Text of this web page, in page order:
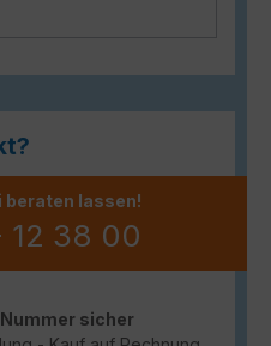
lassen!
12 38 00
sicher